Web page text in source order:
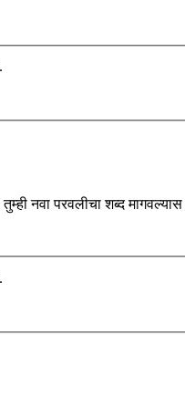
नवा परवलीचा शब्द